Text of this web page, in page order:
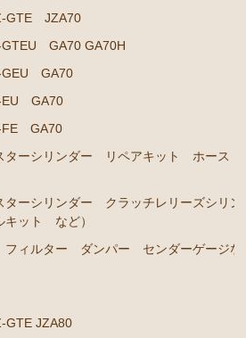
スターシリンダー リペアキッ
スターシリンダー クラッチレリ
バーホールキット など）
（各種リペアキット ラックブー
パーマウント ベアリング ボー
シュ類 など）
フィルター ダンパー センダ
ど）
ーサポートベアリング ドライブ
など）
ワイヤー類
GTE JZA70
GA70 GA70H
GEU GA70
EU GA70
FE GA70
ターシリンダー リペアキット ホース
ターシリンダー クラッチレリーズシリン
ット など）
ィルター ダンパー センダーゲージな
JZA80